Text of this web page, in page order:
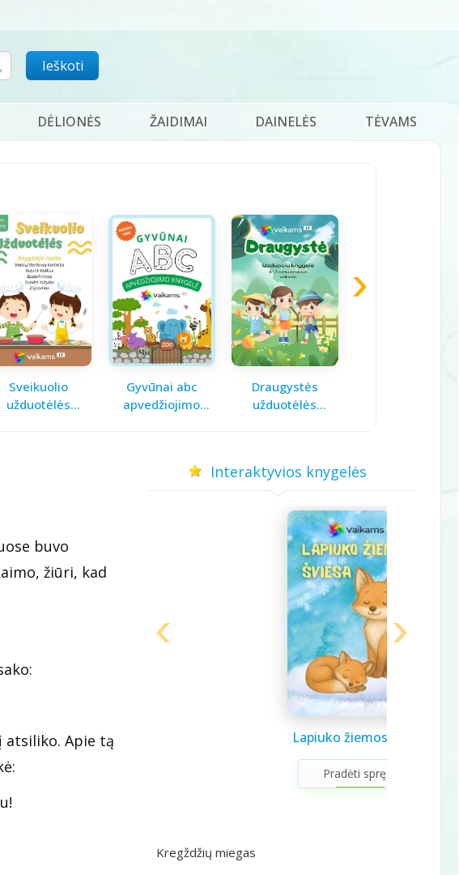
Ieškoti
DĖLIONĖS ŽAIDIMAI DAINELĖS TĖVAMS
Sveikuolio
užduotėlės
Gyvūnai abc
apvedžiojimo
Draugystės
užduotėlės
buvo
žiūri, kad
Apie tą
Interaktyvios knygelės
Lapiuko žiemos šviesa
Pradėti spręsti
Žiemos saulėgįžos
knygelė
Aš galiu rinktis
Saulės sistema vaikams
Sveikuolio užduotėlės
vaikams
Gyvūnai abc
apvedžiojimo knygelė
Draugystės užduotėlės
vaikams
Pavasario laiškas
mamai
Velykų užduotėlės
Gerumo advento
kalendorius
Kregždžių miegas